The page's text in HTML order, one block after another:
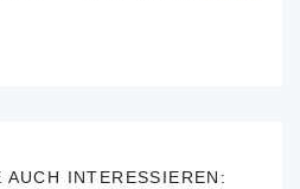
AUCH INTERESSIEREN: